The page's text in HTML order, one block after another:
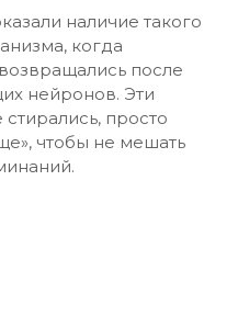
наличие такого
когда
после
нейронов. Эти
просто
чтобы не мешать